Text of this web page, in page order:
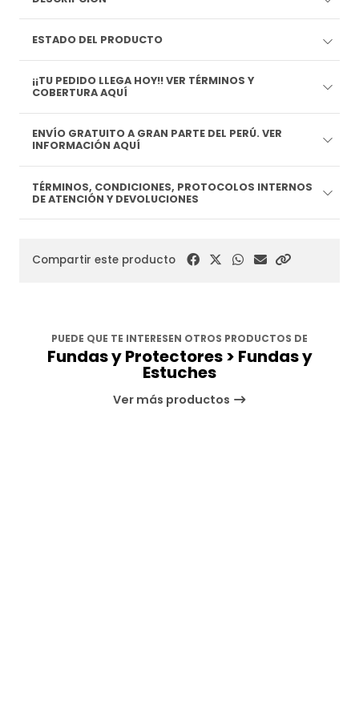
ESTADO DEL PRODUCTO
¡¡TU PEDIDO LLEGA HOY!! VER TÉRMINOS Y
COBERTURA AQUÍ
ENVÍO GRATUITO A GRAN PARTE DEL PERÚ. VER
INFORMACIÓN AQUÍ
TÉRMINOS, CONDICIONES, PROTOCOLOS INTERNOS
DE ATENCIÓN Y DEVOLUCIONES
Compartir este producto
PUEDE QUE TE INTERESEN OTROS PRODUCTOS DE
Fundas y Protectores > Fundas y
Estuches
Ver más productos